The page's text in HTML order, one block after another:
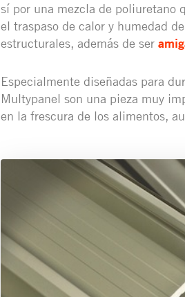
sí por una mezcla de poliuretano
el traspaso de calor y humedad
estructurales, además de ser
Especialmente diseñadas para
Multypanel son una pieza muy
en la frescura de los alimentos,